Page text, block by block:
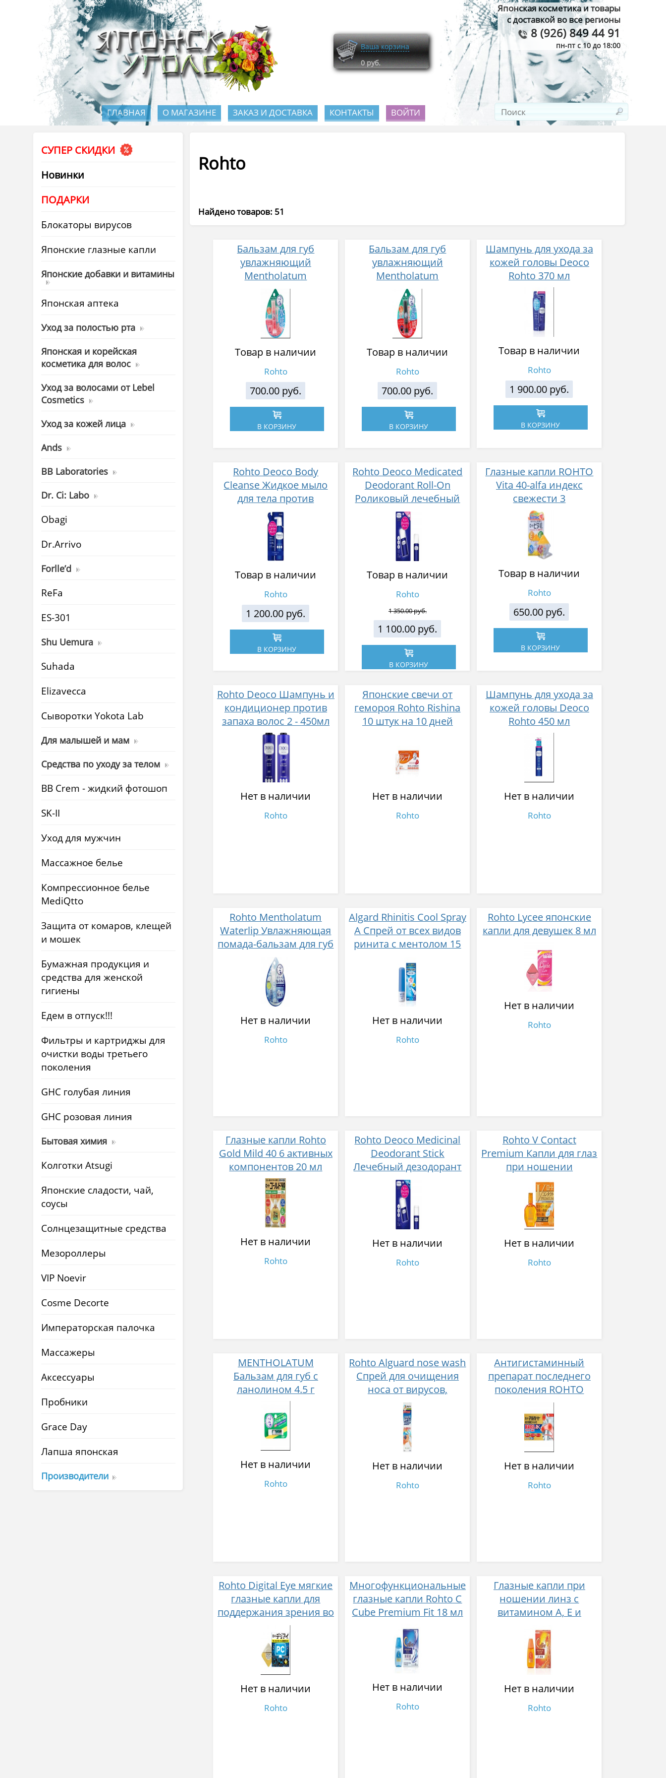
Японская косметика и товары
с доставкой во все регионы
8 (926) 849 44 91
пн-пт с 10 до 18:00
Ваша корзина
0 руб.
ГЛАВНАЯ О МАГАЗИНЕ ЗАКАЗ И ДОСТАВКА КОНТАКТЫ ВОЙТИ
СУПЕР СКИДКИ
Новинки
ПОДАРКИ
Блокаторы вирусов
Японские глазные капли
Японские добавки и витамины
Японская аптека
Уход за полостью рта
Японская и корейская
косметика для волос
Уход за волосами от Lebel
Cosmetics
Уход за кожей лица
Ands
BB Laboratories
Dr. Ci: Labo
Obagi
Dr.Arrivo
Forlle’d
ReFa
ES-301
Shu Uemura
Suhada
Elizavecca
Cыворотки Yokota Lab
Для малышей и мам
Средства по уходу за телом
BB Crem - жидкий фотошоп
SK-II
Уход для мужчин
Массажное белье
Компрессионное белье
MediQtto
Защита от комаров, клещей
и мошек
Бумажная продукция и
средства для женской
гигиены
Едем в отпуск!!!
Фильтры и картриджы для
очистки воды третьего
поколения
GHC голубая линия
GHC розовая линия
Бытовая химия
Колготки Atsugi
Японские сладости, чай,
соусы
Солнцезащитные средства
Мезороллеры
VIP Noevir
Cosme Decorte
Императорская палочка
Массажеры
Аксессуары
Пробники
Grace Day
Лапша японская
Производители
Rohto
Найдено товаров: 51
Бальзам для губ
увлажняющий
Mentholatum
SPF20/PA++, с легким
персиковым оттенком
Товар в наличии
Rohto
700.00 руб.
В КОРЗИНУ
Бальзам для губ
увлажняющий
Mentholatum
SPF20/PA++, с легким
красным оттенком, без
отдушек
Товар в наличии
Rohto
700.00 руб.
В КОРЗИНУ
Шампунь для ухода за
кожей головы Deoco
Rohto 370 мл
Товар в наличии
Rohto
1 900.00 руб.
В КОРЗИНУ
Rohto Deoco Body
Cleanse Жидкое мыло
для тела против
возрастного запаха
сменный блок 250 мл
Товар в наличии
Rohto
1 200.00 руб.
В КОРЗИНУ
Rohto Deoco Medicated
Deodorant Roll-On
Роликовый лечебный
дезодорант 30 мл
Товар в наличии
Rohto
1 350.00 руб.
1 100.00 руб.
В КОРЗИНУ
Глазные капли ROHTO
Vita 40-alfa индекс
свежести 3
Товар в наличии
Rohto
650.00 руб.
В КОРЗИНУ
Rohto Deoco Шампунь и
кондиционер против
запаха волос 2 - 450мл
Нет в наличии
Rohto
Японские свечи от
гемороя Rohto Rishinа
10 штук на 10 дней
Нет в наличии
Rohto
Шампунь для ухода за
кожей головы Deoco
Rohto 450 мл
Нет в наличии
Rohto
Rohto Mentholatum
Waterlip Увлажняющая
помада-бальзам для губ
с ментолом 4,5 г
Нет в наличии
Rohto
Algard Rhinitis Cool Spray
A Спрей от всех видов
ринита с ментолом 15
Нет в наличии
Rohto
Rohto Lycee японские
капли для девушек 8 мл
Нет в наличии
Rohto
Глазные капли Rohto
Gold Mild 40 6 активных
компонентов 20 мл
Нет в наличии
Rohto
Rohto Deoco Medicinal
Deodorant Stick
Лечебный дезодорант
стик 13 г
Нет в наличии
Rohto
Rohto V Contact
Premium Капли для глаз
при ношении
контактных линз с
высокой
концентрацией
провитамина А 15 мл
Нет в наличии
Rohto
MENTHOLATUM
Бальзам для губ с
ланолином 4.5 г
Нет в наличии
Rohto
Rohto Alguard nose wash
Спрей для очищения
носа от вирусов,
микробов и аллергенов
с ароматом мяты 100 мл
Нет в наличии
Rohto
Антигистаминный
препарат последнего
поколения ROHTO
ALGAARD RHINITIS ORAL
MEDICINE Z II № 10
Нет в наличии
Rohto
Rohto Digital Eye мягкие
глазные капли для
поддержания зрения во
время работы за
компьютером,
планшетом,
смартфоном, игровыми
приставками 12 мл
Нет в наличии
Rohto
Многофункциональные
глазные капли Rohto C
Cube Premium Fit 18 мл
Нет в наличии
Rohto
Глазные капли при
ношении линз с
витамином А, Е и
Premium Clear 18 мл
Нет в наличии
Rohto